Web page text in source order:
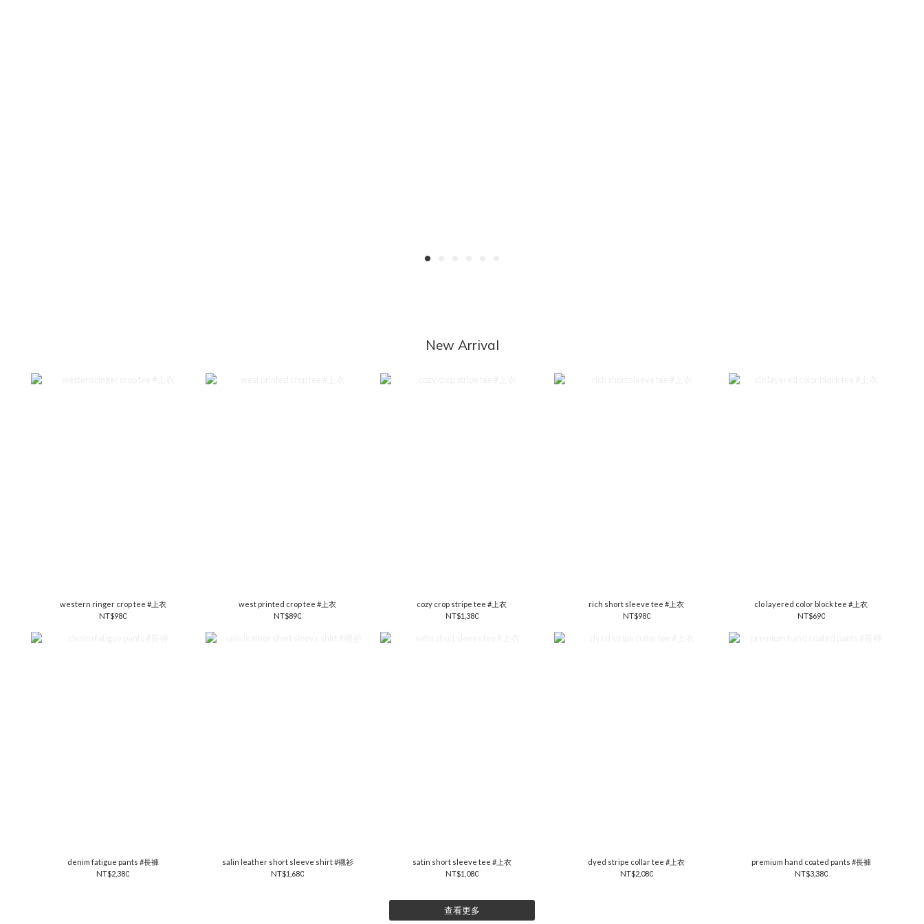
New Arrival
western ringer crop tee #上衣
NT$980
west printed crop tee #上衣
NT$890
cozy crop stripe tee #上衣
NT$1,380
rich short sleeve tee #上衣
NT$980
clo layered color block tee #上衣
NT$690
denim fatigue pants #長褲
NT$2,380
salin leather short sleeve shirt #襯衫
NT$1,680
satin short sleeve tee #上衣
NT$1,080
dyed stripe collar tee #上衣
NT$2,080
premium hand coated pants #長褲
NT$3,380
查看更多